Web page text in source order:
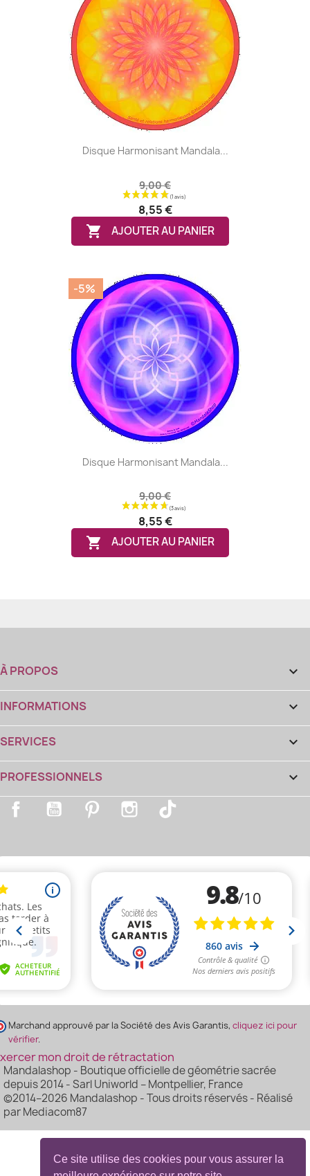
Ce site utilise des cookies pour vous assurer la
Disque Harmonisant Mandala...
9,00 €
8,55 €
 AJOUTER AU PANIER
Disque Harmonisant Mandala...
9,00 €
8,55 €
 AJOUTER AU PANIER
-5%
À PROPOS 
INFORMATIONS 
SERVICES 
PROFESSIONNELS 
Facebook YouTube Pinterest Instagram
Marchand approuvé par la Société des Avis Garantis, cliquez ici pour
vérifier.
mon droit de rétractation
Mandalashop - Boutique officielle de géométrie sacrée
depuis 2014 - Sarl Uniworld – Montpellier, France
©2014–2026 Mandalashop - Tous droits réservés - Réalisé
par Mediacom87